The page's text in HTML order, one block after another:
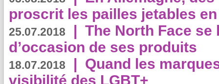
proscrit les pailles jetables
25.07.2018 | The North Face se
d’occasion de ses produits
18.07.2018 | Quand les
visibilité des LGBT+